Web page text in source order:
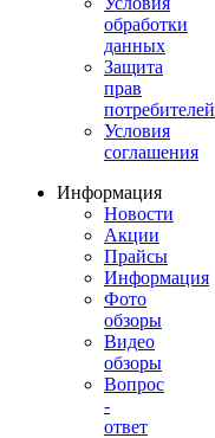
обработки
данных
Защита
прав
потребителей
Условия
соглашения
Информация
Новости
Акции
Прайсы
Информация
Фото
обзоры
Видео
обзоры
Вопрос
-
ответ